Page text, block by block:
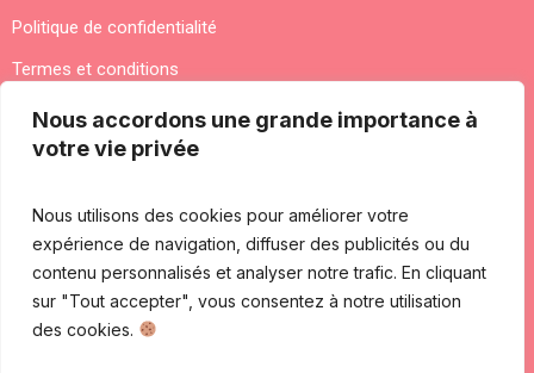
Nous accordons une grande importance à
votre vie privée
Nous utilisons des cookies pour améliorer votre
expérience de navigation, diffuser des publicités ou du
contenu personnalisés et analyser notre trafic. En cliquant
sur "Tout accepter", vous consentez à notre utilisation
des cookies.
Politique de confidentialité
Termes et conditions
Nous contacter
Perreux-sur-Marne
07 87 99 79 86
contact@ambianceforme.fr
09H00 - 17H00